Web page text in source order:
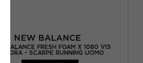
NEW BALANCE
BALANCE FRESH FOAM X 1080 V15
- SCARPE RUNNING UOMO